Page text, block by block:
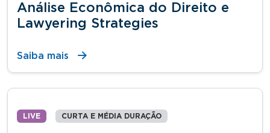
Análise Econômica do Direito e
Lawyering Strategies
Saiba mais
LIVE CURTA E MÉDIA DURAÇÃO